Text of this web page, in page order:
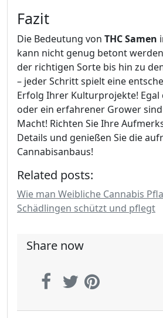
Fazit
Die Bedeutung von THC Samen
kann nicht genug betont
der richtigen Sorte bis hin zu
– jeder Schritt spielt eine
Erfolg Ihrer Kulturprojekte! Egal
oder ein erfahrener Grower sind
Macht! Richten Sie Ihre
Details und genießen Sie die
Cannabisanbaus!
Related posts:
Wie man Weibliche Cannabis
Schädlingen schützt und pflegt
Share now